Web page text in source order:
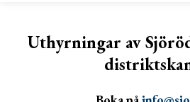
Uthyrningar av